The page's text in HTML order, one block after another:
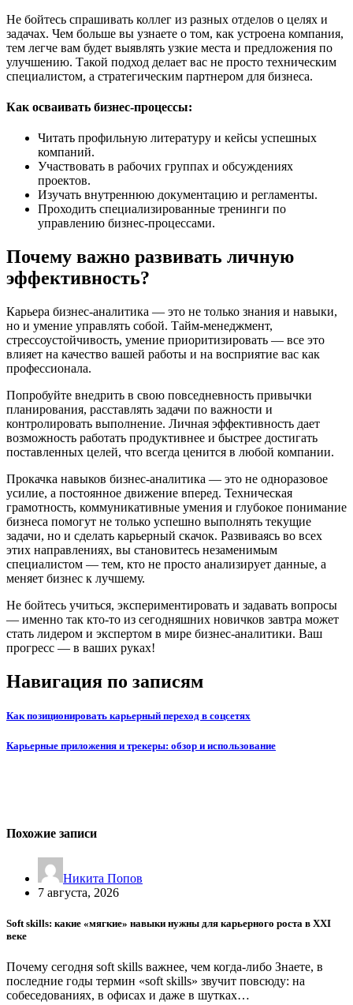
Не бойтесь спрашивать коллег из разных отделов о целях и
задачах. Чем больше вы узнаете о том, как устроена компания,
тем легче вам будет выявлять узкие места и предложения по
улучшению. Такой подход делает вас не просто техническим
специалистом, а стратегическим партнером для бизнеса.
Как осваивать бизнес-процессы:
Читать профильную литературу и кейсы успешных
компаний.
Участвовать в рабочих группах и обсуждениях
проектов.
Изучать внутреннюю документацию и регламенты.
Проходить специализированные тренинги по
управлению бизнес-процессами.
Почему важно развивать личную
эффективность?
Карьера бизнес-аналитика — это не только знания и навыки,
но и умение управлять собой. Тайм-менеджмент,
стрессоустойчивость, умение приоритизировать — все это
влияет на качество вашей работы и на восприятие вас как
профессионала.
Попробуйте внедрить в свою повседневность привычки
планирования, расставлять задачи по важности и
контролировать выполнение. Личная эффективность дает
возможность работать продуктивнее и быстрее достигать
поставленных целей, что всегда ценится в любой компании.
Прокачка навыков бизнес-аналитика — это не одноразовое
усилие, а постоянное движение вперед. Техническая
грамотность, коммуникативные умения и глубокое понимание
бизнеса помогут не только успешно выполнять текущие
задачи, но и сделать карьерный скачок. Развиваясь во всех
этих направлениях, вы становитесь незаменимым
специалистом — тем, кто не просто анализирует данные, а
меняет бизнес к лучшему.
Не бойтесь учиться, экспериментировать и задавать вопросы
— именно так кто-то из сегодняшних новичков завтра может
стать лидером и экспертом в мире бизнес-аналитики. Ваш
прогресс — в ваших руках!
Навигация по записям
Как позиционировать карьерный переход в соцсетях
Карьерные приложения и трекеры: обзор и использование
Похожие записи
Никита Попов
7 августа, 2026
Soft skills: какие «мягкие» навыки нужны для карьерного роста в XXI
веке
Почему сегодня soft skills важнее, чем когда-либо Знаете, в
последние годы термин «soft skills» звучит повсюду: на
собеседованиях, в офисах и даже в шутках…